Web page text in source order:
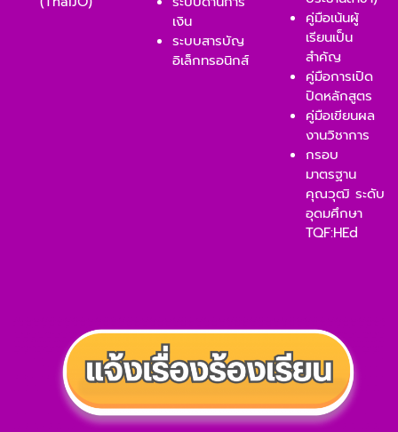
เงิน
ระบบสารบัญ
อิเล็กทรอนิกส์
คู่มือเน้นผู้
เรียนเป็น
สำคัญ
คู่มือการเปิด
ปิดหลักสูตร
คู่มือเขียนผล
งานวิชาการ
กรอบ
มาตรฐาน
คุณวุฒิ ระดับ
อุดมศึกษา
TQF:HEd